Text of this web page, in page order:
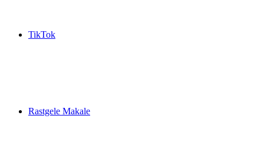
TikTok
Rastgele Makale